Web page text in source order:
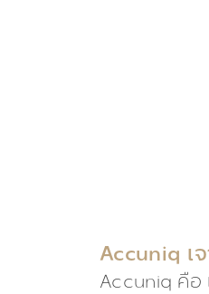
Accuniq เ
Accuniq คือ